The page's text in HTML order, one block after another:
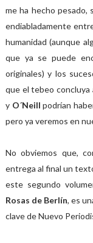
me ha hecho pesado,
endiabladamente
humanidad (aunque
que ya se puede
originales) y los
que el tebeo concluya
y O´Neillpodrían
pero ya veremos en
No obviemos que,
entrega al final un
este segundo
Rosas de Berlín, es
clave de Nuevo